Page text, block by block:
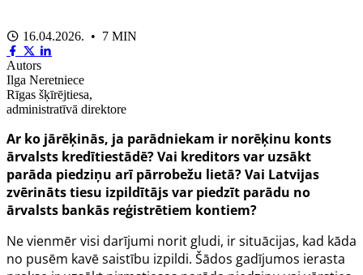
16.04.2026. • 7 MIN
Autors
Ilga Neretniece
Rīgas šķīrējtiesa,
administratīvā direktore
Ar ko jārēķinās, ja parādniekam ir norēķinu konts
ārvalsts kredītiestādē? Vai kreditors var uzsākt
parāda piedziņu arī pārrobežu lietā? Vai Latvijas
zvērināts tiesu izpildītājs var piedzīt parādu no
ārvalsts bankās reģistrētiem kontiem?
Ne vienmēr visi darījumi norit gludi, ir situācijas, kad kāda
no pusēm kavē saistību izpildi. Šādos gadījumos ierasta